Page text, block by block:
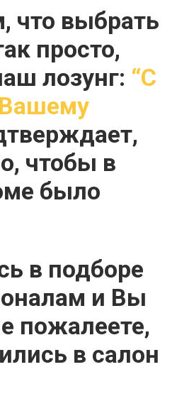
что выбрать
просто,
лозунг: “С
чтобы в
было
в подборе
и Вы
пожалеете,
в салон